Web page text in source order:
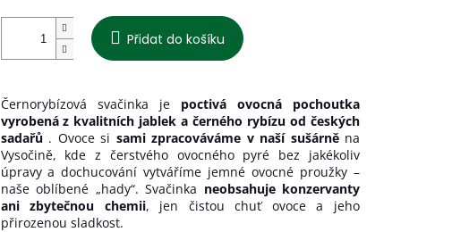
Přidat do košíku
Černorybízová svačinka je poctivá ovocná pochoutka
vyrobená z kvalitních jablek a černého rybízu od českých
sadařů . Ovoce si sami zpracováváme v naší sušárněna
Vysočině, kde z čerstvého ovocného pyré bez jakékoliv
úpravy a dochucování vytváříme jemné ovocné proužky –
naše oblíbené „hady“. Svačinka neobsahuje konzervanty
ani zbytečnou chemii, jen čistou chuť ovoce a jeho
přirozenou sladkost.